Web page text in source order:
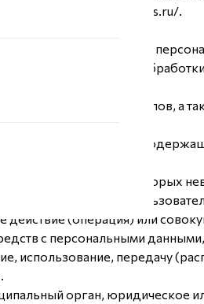
https://openupmodels.ru/.
данных — обработка
прекращение
материалов, а
.
— совокупность
средств.
в результате которых
конкретному
(операция) или
с персональными
использование, передачу
орган, юридическое